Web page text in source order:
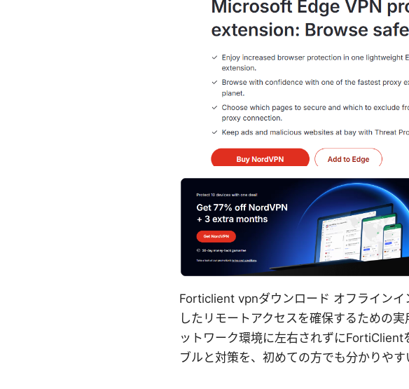
Forticlient vpnダウンロード オフライン
したリモートアクセスを確保するための
ットワーク環境に左右されずにFortiClient
ブルと対策を、初めての方でも分かりやす